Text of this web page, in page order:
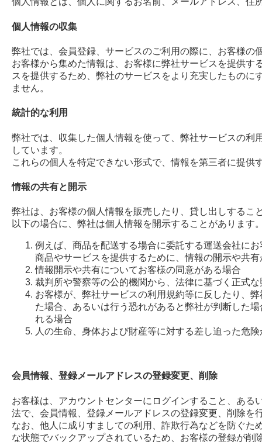
個人情報の収集
弊社では、会員登録、サービスのご利用の際に、お客様の
お客様から集めた情報は、お客様に弊社サービスを提供す
スを提供するため、弊社のサービスをより充実したものに
ません。
統計的な利用
弊社では、収集した個人情報を使って、弊社サービスの利
しています。
これらの個人を特定できない形式で、情報を第三者に提供
情報の共有と開示
弊社は、お客様の個人情報を販売したり、貸し出しするこ
以下の場合に、弊社は個人情報を開示することがあります
例えば、商品を配送する場合に委託する運送会社に
商品やサービスを提供するために、情報の開示や共
情報開示や共有についてお客様の同意がある場合
裁判所や警察等の公的機関から、法律に基づく正式
お客様が、弊社サービスの利用規約等に反したり、
た場合、あるいは行う恐れがあると弊社が判断した
れる場合
人の生命、身体および財産等に対する差し迫った危
会員情報、登録メールアドレスの登録変更、削除
お客様は、アカウントセンターにログインすること、ある
法で、会員情報、登録メールアドレスの登録変更、削除を
なお、他人に成りすましての利用、詐欺行為などを防ぐた
な状態でバックアップされているため、お客様の登録が削